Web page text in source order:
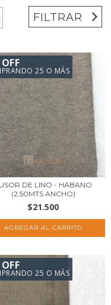
FILTRAR
25 O MÁS
DE LINO - HABANO
(2.50MTS ANCHO)
$21.500
25 O MÁS